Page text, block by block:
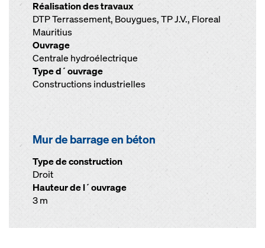
Réalisation des travaux
DTP Terrassement, Bouygues, TP J.V., Floreal
Mauritius
Ouvrage
Centrale hydroélectrique
Type d´ouvrage
Constructions industrielles
Mur de barrage en béton
Type de construction
Droit
Hauteur de l´ouvrage
3 m